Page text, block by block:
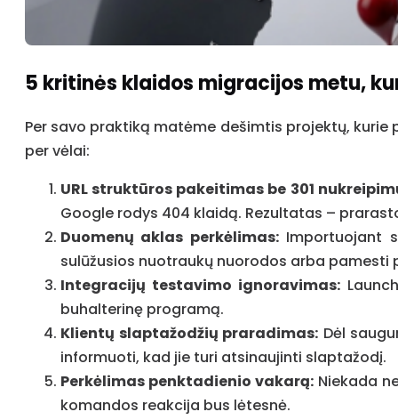
5 kritinės klaidos migracijos metu,
Per savo praktiką matėme dešimtis projektų,
per vėlai:
URL struktūros pakeitimas be 301
Google rodys 404 klaidą. Rezultatas –
Duomenų aklas perkėlimas:Importuojant
sulūžusios nuotraukų nuorodos arba
Integracijų testavimo ignoravimas:
buhalterinę programą.
Klientų slaptažodžių praradimas: Dėl
informuoti, kad jie turi atsinaujinti slaptažodį.
Perkėlimas penktadienio vakarą: Niekada
komandos reakcija bus lėtesnė.